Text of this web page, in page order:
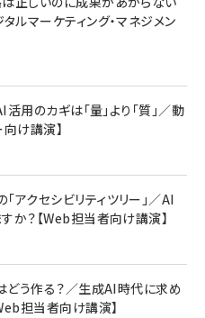
07/08号 No.2502[2026
中に１億貯めた株式投資
化する ルールのデザイン
ングをもっと見る
ホン/アクティブノイズキャンセリ
ラック
まないケーブル 240W 結束バン
対応 シリコン素材採用 iPhone
iPad Pro MacBook
(1.8m ミッドナイトブラック)
III Flow USB-C & USB-C
(1.8m ミッドナイトブラック)
ル 黒ラベル 350ml 缶 24本 ビー
30応募〆切! 黒ラベルビヤセラー
ルマーケティング・マネジメン
用のカギは「量」より「質」／動
け講演】
アクセシビリティツリー」／AI
か？【Web担当者向け講演】
どう作る？／生成AI時代に求め
担当者向け講演】